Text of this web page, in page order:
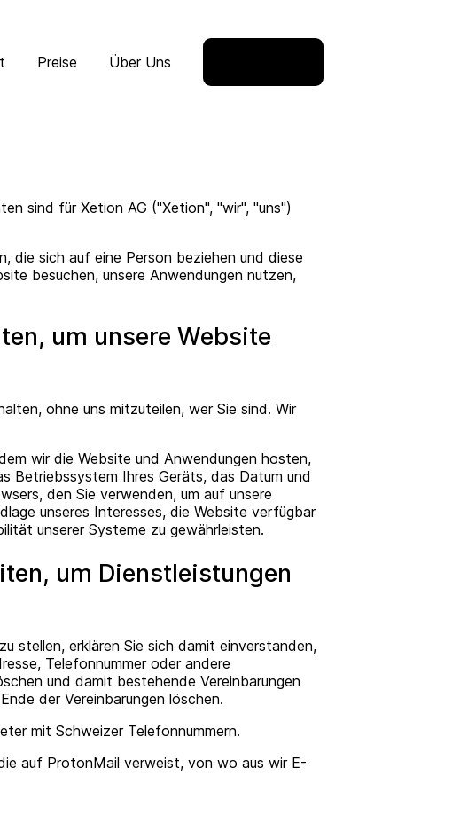
Preise Über Uns
sind für Xetion AG ("Xetion", "wir", "uns")
die sich auf eine Person beziehen und diese
besuchen, unsere Anwendungen nutzen,
um unsere Website
ohne uns mitzuteilen, wer Sie sind. Wir
wir die Website und Anwendungen hosten,
Betriebssystem Ihres Geräts, das Datum und
den Sie verwenden, um auf unsere
unseres Interesses, die Website verfügbar
unserer Systeme zu gewährleisten.
um Dienstleistungen
stellen, erklären Sie sich damit einverstanden,
Telefonnummer oder andere
und damit bestehende Vereinbarungen
der Vereinbarungen löschen.
mit Schweizer Telefonnummern.
auf ProtonMail verweist, von wo aus wir E-